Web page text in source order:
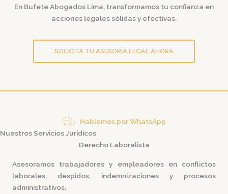
En Bufete Abogados Lima, transformamos tu confianza en
acciones legales sólidas y efectivas.
SOLICITA TU ASESORÍA LEGAL AHORA
Hablemos por WhatsApp
Nuestros Servicios Jurídicos
Derecho Laboralista
Asesoramos trabajadores y empleadores en conflictos
laborales, despidos, indemnizaciones y procesos
administrativos.